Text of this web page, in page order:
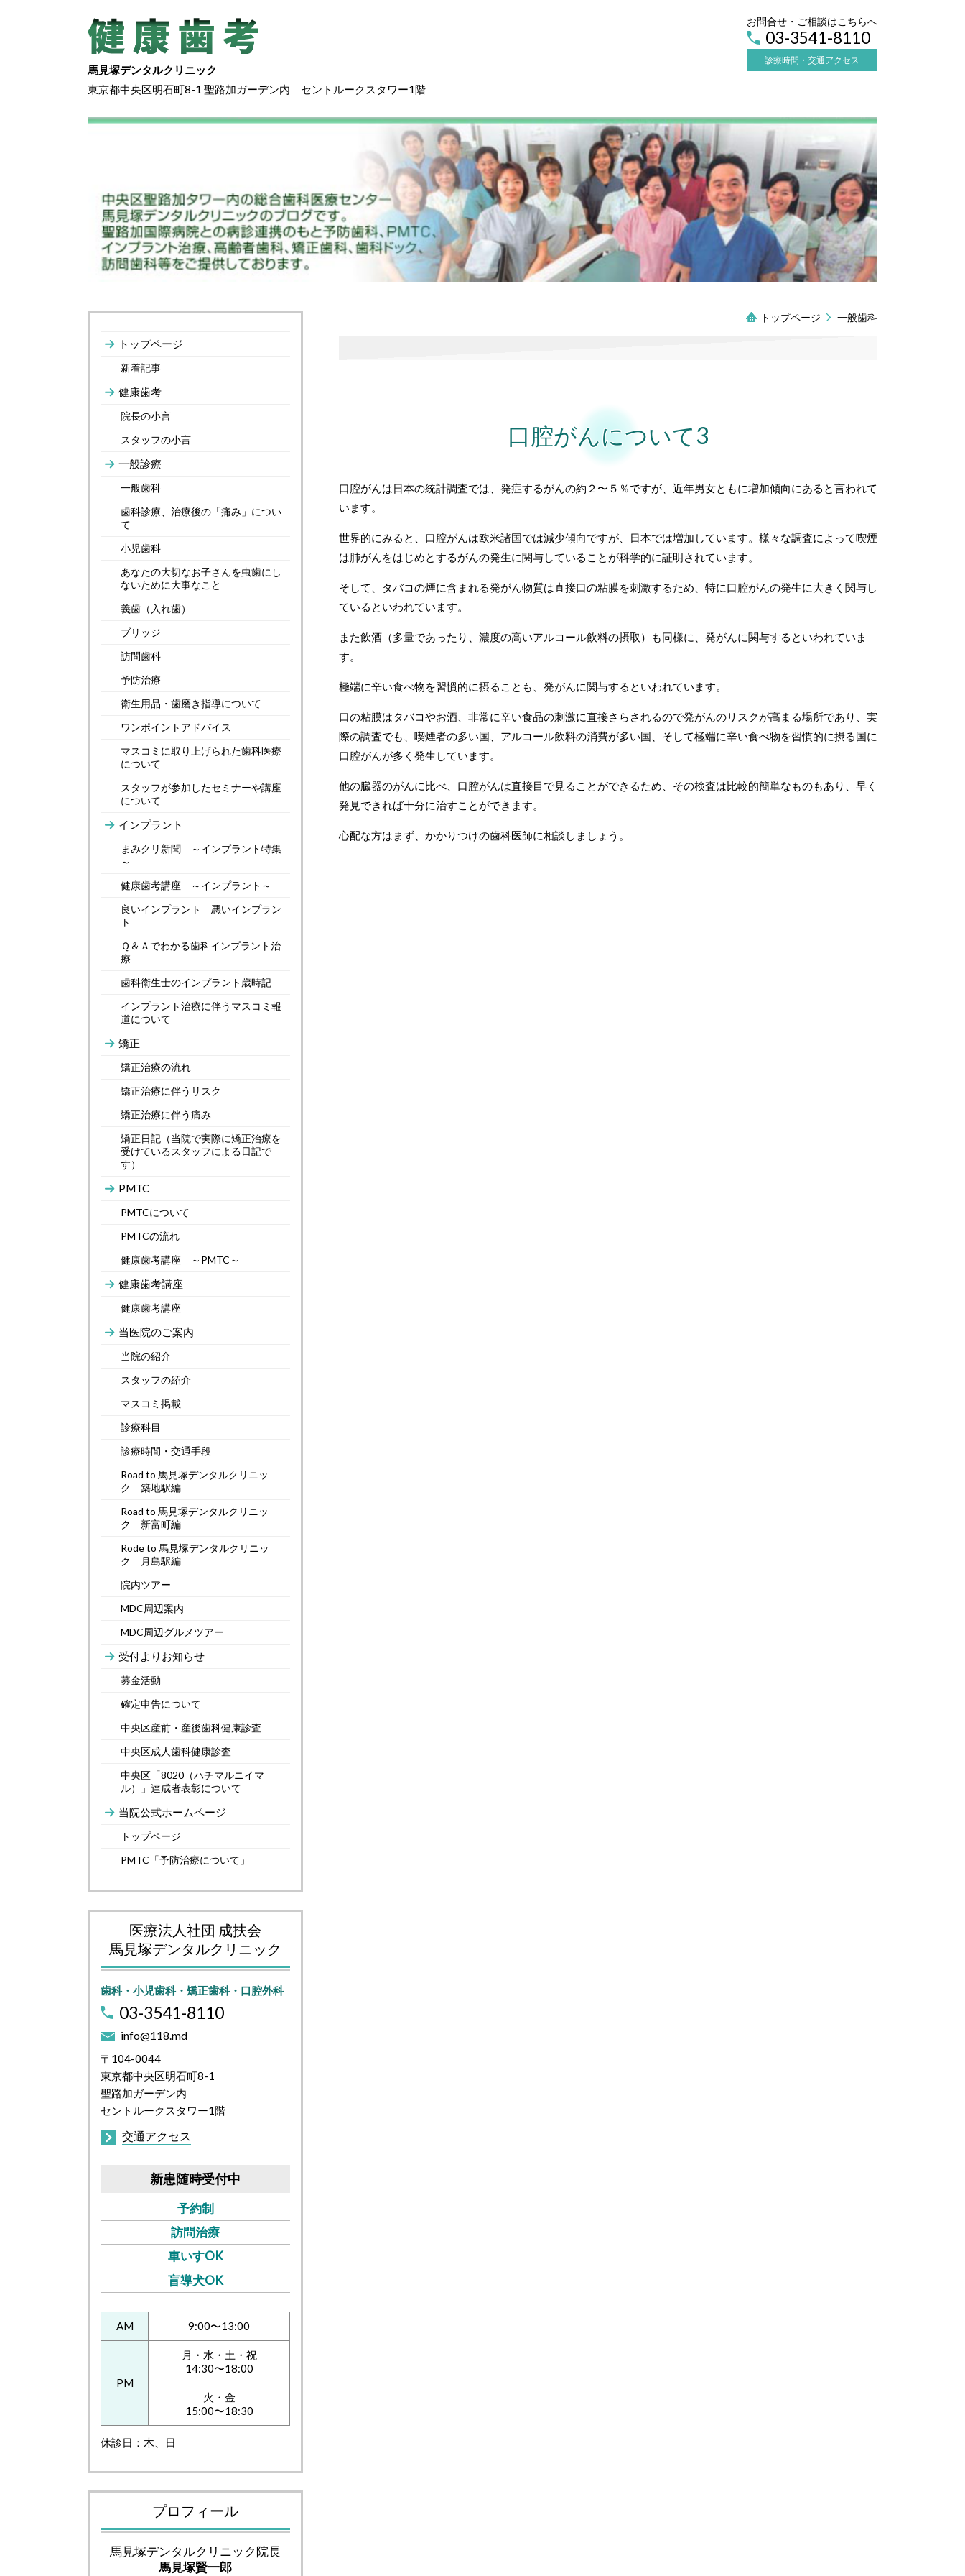
馬見塚デンタルクリニック
東京都中央区明石町8-1 聖路加ガーデン内 セントルークスタワー1階
お問合せ・ご相談はこちらへ
03-3541-8110
診療時間・交通アクセス
トップページ 一般歯科
口腔がんについて3
口腔がんは日本の統計調査では、発症するがんの約２〜５％ですが、近年男女ともに増加傾向にあると言われて
います。
世界的にみると、口腔がんは欧米諸国では減少傾向ですが、日本では増加しています。 様々な調査によって喫煙
は肺がんをはじめとするがんの発生に関与していることが科学的に証明されています。
そして、タバコの煙に含まれる発がん物質は直接口の粘膜を刺激するため、特に口腔がんの発生に大きく関与し
ているといわれています。
また飲酒（多量であったり、濃度の高いアルコール飲料の摂取）も同様に、発がんに関与するといわれていま
す。
極端に辛い食べ物を習慣的に摂ることも、発がんに関与するといわれています。
口の粘膜はタバコやお酒、非常に辛い食品の刺激に直接さらされるので発がんのリスクが高まる場所であり、実
際の調査でも、喫煙者の多い国、アルコール飲料の消費が多い国、そして極端に辛い食べ物を習慣的に摂る国に
口腔がんが多く発生しています。
他の臓器のがんに比べ、口腔がんは直接目で見ることができるため、その検査は比較的簡単なものもあり、早く
発見できれば十分に治すことができます。
心配な方はまず、かかりつけの歯科医師に相談しましょう。
トップページ
新着記事
健康歯考
院長の小言
スタッフの小言
一般診療
一般歯科
歯科診療、治療後の「痛み」につい
て
小児歯科
あなたの大切なお子さんを虫歯にし
ないために大事なこと
義歯（入れ歯）
ブリッジ
訪問歯科
予防治療
衛生用品・歯磨き指導について
ワンポイントアドバイス
マスコミに取り上げられた歯科医療
について
スタッフが参加したセミナーや講座
について
インプラント
まみクリ新聞 ～インプラント特集
～
健康歯考講座 ～インプラント～
良いインプラント 悪いインプラン
ト
Ｑ＆Ａでわかる歯科インプラント治
療
歯科衛生士のインプラント歳時記
インプラント治療に伴うマスコミ報
道について
矯正
矯正治療の流れ
矯正治療に伴うリスク
矯正治療に伴う痛み
矯正日記（当院で実際に矯正治療を
受けているスタッフによる日記で
す）
PMTC
PMTCについて
PMTCの流れ
健康歯考講座 ～PMTC～
健康歯考講座
健康歯考講座
当医院のご案内
当院の紹介
スタッフの紹介
マスコミ掲載
診療科目
診療時間・交通手段
Road to 馬見塚デンタルクリニッ
ク 築地駅編
Road to 馬見塚デンタルクリニッ
ク 新富町編
Rode to 馬見塚デンタルクリニッ
ク 月島駅編
院内ツアー
MDC周辺案内
MDC周辺グルメツアー
受付よりお知らせ
募金活動
確定申告について
中央区産前・産後歯科健康診査
中央区成人歯科健康診査
中央区「8020（ハチマルニイマ
ル）」達成者表彰について
当院公式ホームページ
トップページ
PMTC「予防治療について」
医療法人社団 成扶会
馬見塚デンタルクリニック
歯科・小児歯科・矯正歯科・口腔外科
03-3541-8110
info@118.md
〒104-0044
東京都中央区明石町8-1
聖路加ガーデン内
セントルークスタワー1階
交通アクセス
新患随時受付中
予約制
訪問治療
車いすOK
盲導犬OK
AM 9:00〜13:00
PM
月・水・土・祝
14:30〜18:00
火・金
15:00〜18:30
休診日：木、日
プロフィール
馬見塚デンタルクリニック院長
馬見塚賢一郎